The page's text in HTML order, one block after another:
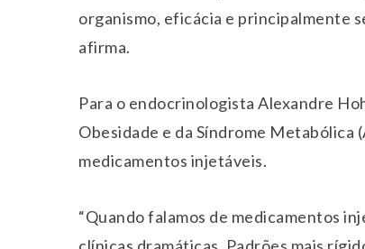
organismo, eficácia e principalmente
afirma.
Para o endocrinologista Alexandre
Obesidade e da Síndrome Metabólica
medicamentos injetáveis.
“Quando falamos de medicamentos